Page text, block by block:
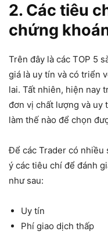
2. Các tiêu
chứng
Trên đây là các TOP 5
giá là uy tín và có triển
lai. Tất nhiên, hiện nay
đơn vị chất lượng và uy
làm thế nào để chọn
Để các Trader có nhiều
ý các tiêu chí để đánh
như sau:
Uy tín
Phí giao dịch thấp